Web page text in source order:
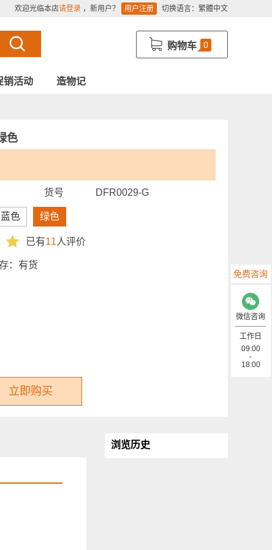
欢迎光临本店请登录 ，新用户？ 用户注册 切换语言： 繁體中文
购物车 0
销活动 造物记
色
货号 DFR0029-G
蓝色 绿色
已有11人评价
： 有货
立即购买
浏览历史
免费咨询
微信咨询
工作日
09:00
-
18:00